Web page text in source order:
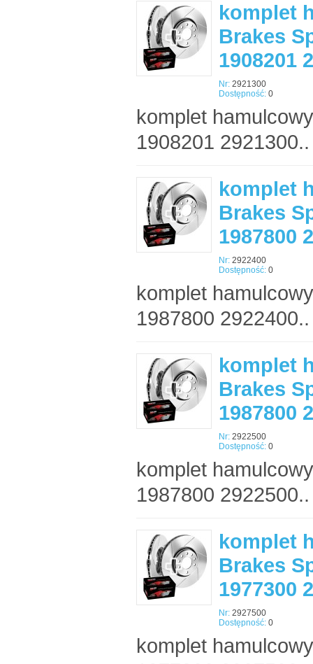
komplet
Brakes
1908201
Nr: 2921300
Dostępność: 0
komplet
1908201 2921300..
komplet
Brakes
1987800
Nr: 2922400
Dostępność: 0
komplet
1987800 2922400..
komplet
Brakes
1987800
Nr: 2922500
Dostępność: 0
komplet
1987800 2922500..
komplet
Brakes
1977300
Nr: 2927500
Dostępność: 0
komplet